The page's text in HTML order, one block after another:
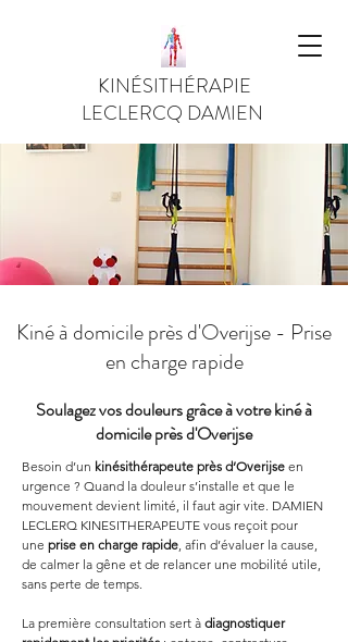
KINÉSITHÉRAPIE
LECLERCQ DAMIEN
Kiné à domicile près d'Overijse - Prise
en charge rapide
Soulagez vos douleurs grâce à votre kiné à
domicile près d'Overijse
Besoin d’un kinésithérapeute près d’Overijse en
urgence ? Quand la douleur s’installe et que le
mouvement devient limité, il faut agir vite. DAMIEN
LECLERQ KINESITHERAPEUTE vous reçoit pour
une prise en charge rapide, afin d’évaluer la cause,
de calmer la gêne et de relancer une mobilité utile,
sans perte de temps.
La première consultation sert à diagnostiquer